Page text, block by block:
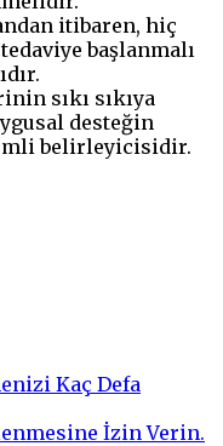
itibaren, hiç
başlanmalı
sıkı sıkıya
desteğin
belirleyicisidir.
Kaç Defa
İzin Verin.